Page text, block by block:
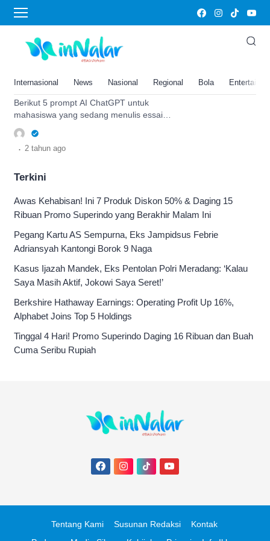
Internasional News Nasional Regional Bola
prompt
Minta Bantuan ChatGPT Buat
Tugas Kuliah, Ini Dia 5 Prompt
Set Jadi!
Berikut 5 prompt AI ChatGPT untuk
mahasiswa yang sedang menulis essai
ilmiah buat tugas kuliah, simak panduan
lengkapnya.
. 2 tahun ago
Terkini
Awas Kehabisan! Ini 7 Produk Diskon 50% & Daging 15
Ribuan Promo Superindo yang Berakhir Malam Ini
Pegang Kartu AS Sempurna, Eks Jampidsus Febrie
Adriansyah Kantongi Borok 9 Naga
Kasus Ijazah Mandek, Eks Pentolan Polri Meradang: ‘Kalau
Saya Masih Aktif, Jokowi Saya Seret!’
Berkshire Hathaway Earnings: Operating Profit Up 16%,
Alphabet Joins Top 5 Holdings
Tinggal 4 Hari! Promo Superindo Daging 16 Ribuan dan Buah
Cuma Seribu Rupiah
Tentang Kami Susunan Redaksi
Kontak